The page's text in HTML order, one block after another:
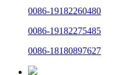
0086-19182260480
0086-19182275485
0086-18180897627